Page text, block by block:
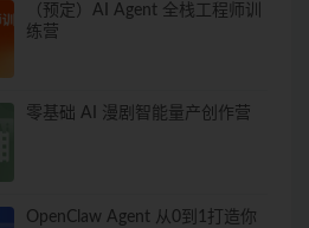
（预定）AI Agent 全栈工程师训
练营
零基础 AI 漫剧智能量产创作营
OpenClaw Agent 从0到1打造你